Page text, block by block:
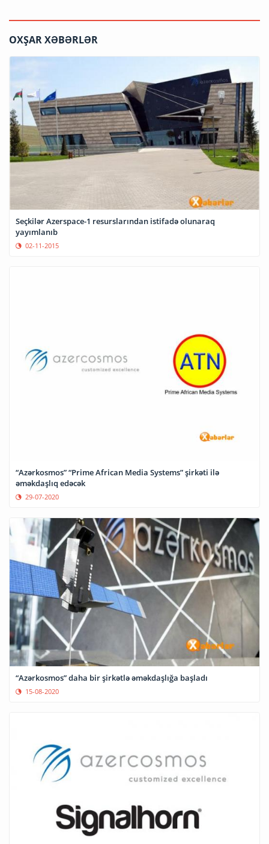
OXŞAR XƏBƏRLƏR
Seçkilər Azerspace-1 resurslarından istifadə olunaraq
yayımlanıb
02-11-2015
“Azərkosmos” “Prime African Media Systems” şirkəti ilə
əməkdaşlıq edəcək
29-07-2020
“Azərkosmos” daha bir şirkətlə əməkdaşlığa başladı
15-08-2020